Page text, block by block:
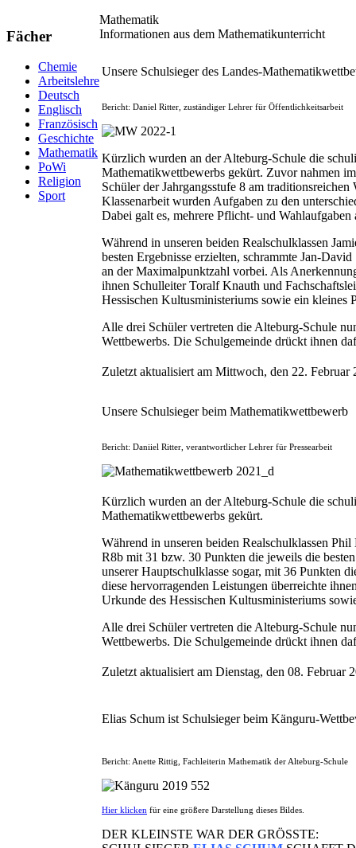
Fächer
Chemie
Arbeitslehre
Deutsch
Englisch
Französisch
Geschichte
Mathematik
PoWi
Religion
Sport
ukash
-
Mathematik
Informationen aus dem Mathematikunterricht
Unsere Schulsieger des Landes-
Bericht: Daniel Ritter, zuständiger Lehrer für Öffentlichkeitsarbeit
Kürzlich wurden an der Alteburg-Schule die
Mathematikwettbewerbs gekürt. Zuvor nahmen
Schüler der Jahrgangsstufe 8 am
Klassenarbeit wurden Aufgaben zu den
Dabei galt es, mehrere Pflicht- und
Während in unseren beiden Realschulklassen
besten Ergebnisse erzielten, schrammte Jan-
an der Maximalpunktzahl vorbei. Als
ihnen Schulleiter Toralf Knauth und
Hessischen Kultusministeriums sowie ein kleines
Alle drei Schüler vertreten die Alteburg-Schule
Wettbewerbs. Die Schulgemeinde drückt ihnen
Zuletzt aktualisiert am Mittwoch, den 22. Februar
Unsere Schulsieger beim Mathematikwettbewerb
Bericht: Daniiel Ritter, verantwortlicher Lehrer für Pressearbeit
Kürzlich wurden an der Alteburg-Schule die
Mathematikwettbewerbs gekürt.
Während in unseren beiden Realschulklassen
R8b mit 31 bzw. 30 Punkten die jeweils die
unserer Hauptschulklasse sogar, mit 36 Punkten
diese hervorragenden Leistungen überreichte
Urkunde des Hessischen Kultusministeriums
Alle drei Schüler vertreten die Alteburg-Schule
Wettbewerbs. Die Schulgemeinde drückt ihnen
Zuletzt aktualisiert am Dienstag, den 08. Februar
Elias Schum ist Schulsieger beim Känguru-
Bericht: Anette Rittig, Fachleiterin Mathematik der Alteburg-Schule
Hier klicken für eine größere Darstellung dieses Bildes.
DER KLEINSTE WAR DER GRÖSSTE: